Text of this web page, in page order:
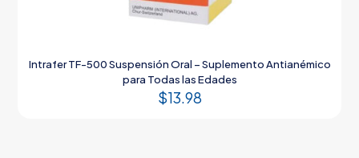
Intrafer TF-500 Suspensión Oral – Suplemento Antianémico
para Todas las Edades
$13.98